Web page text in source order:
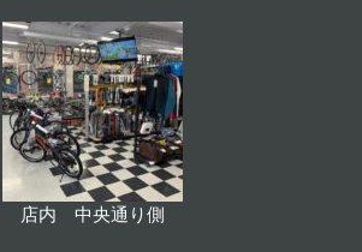
店内 中央通り側